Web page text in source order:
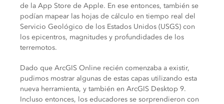
de la App Store de Apple. En ese entonces, también se
podían mapear las hojas de cálculo en tiempo real del
Servicio Geológico de los Estados Unidos (USGS) con
los epicentros, magnitudes y profundidades de los
terremotos.
Dado que ArcGIS Online recién comenzaba a existir,
pudimos mostrar algunas de estas capas utilizando esta
nueva herramienta, y también en ArcGIS Desktop 9.
Incluso entonces, los educadores se sorprendieron con